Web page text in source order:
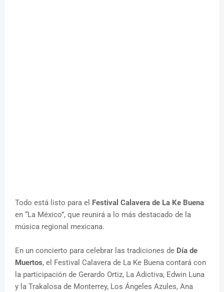
Todo está listo para el Festival Calavera de La Ke Buena
en “La México”, que reunirá a lo más destacado de la
música regional mexicana.
En un concierto para celebrar las tradiciones de Día de
Muertos, el Festival Calavera de La Ke Buena contará con
la participación de Gerardo Ortiz, La Adictiva, Edwin Luna
y la Trakalosa de Monterrey, Los Ángeles Azules, Ana